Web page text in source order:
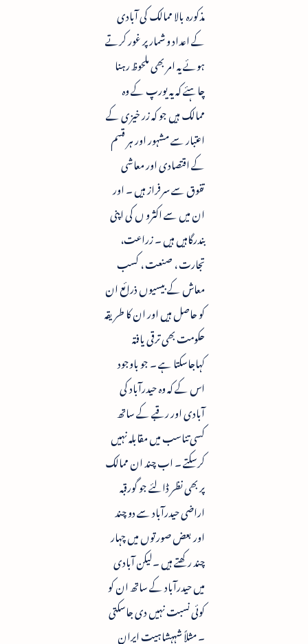
مذکورہ بالا ممالک کی آبادی
کے اعداد و شمار پر غور کرتے
ہوئے یہ امر بھی ملحوظ رہنا
چاہئے کہ یہ یورپ کے وہ
ممالک ہیں جو کہ زر خیزی کے
اعتبار سے مشہور اور ہر قسم
کے اقتصادی اور معاشی
تفوق سے سرفراز ہیں ۔ اور
ان میں سے اکثرو ں کی اپنی
بندرگاہیں ہیں ۔ زراعت،
تجارت ، صنعت ، کسب
معاش کے بیسیوں ذرائع ان
کو حاصل ہیں اور ان کا طریقہ
حکومت بھی ترقی یافتہ
کہاجاسکتا ہے ۔ جو باوجود
اس کے کہ وہ حیدرآباد کی
آبادی اور رقبے کے ساتھ
کسی تناسب میں مقابلہ نہیں
کرسکتے ۔ اب چند ان ممالک
پر بھی نظر ڈالئے جو گورقبہ
اراضی حیدرآباد سے دو چند
اور بعض صورتوں میں چہار
چند رکھتے ہیں ۔لیکن آبادی
میں حیدرآباد کے ساتھ ان کو
کوئی نسبت نہیں دی جاسکتی
۔ مثلاً شہہشاہیت ایران